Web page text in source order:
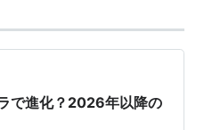
で進化？2026年以降の